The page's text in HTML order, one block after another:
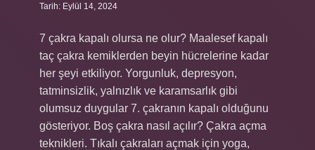
Tarih: Eylül 14, 2024
7 çakra kapalı olursa ne olur? Maalesef kapalı
taç çakra kemiklerden beyin hücrelerine kadar
her şeyi etkiliyor. Yorgunluk, depresyon,
tatminsizlik, yalnızlık ve karamsarlık gibi
olumsuz duygular 7. çakranın kapalı olduğunu
gösteriyor. Boş çakra nasıl açılır? Çakra açma
teknikleri. Tıkalı çakraları açmak için yoga,